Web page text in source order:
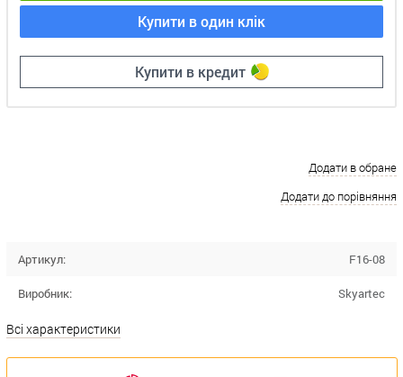
Купити в один клік
Купити в кредит
Додати в обране
Додати до порівняння
Артикул: F16-08
Виробник: Skyartec
Всі характеристики